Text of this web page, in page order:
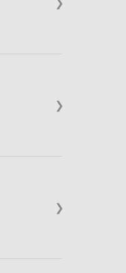
❯
❯
❯